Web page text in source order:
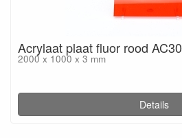
Acrylaat plaat fluor rood AC30
2000 x 1000 x 3 mm
Details